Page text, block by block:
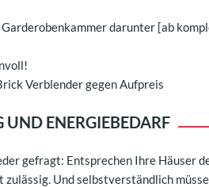
darunter [ab
Verblender gegen Aufpreis
ENERGIEBEDARF
gefragt: Entsprechen Ihre Häuser
zulässig. Und selbstverständlich